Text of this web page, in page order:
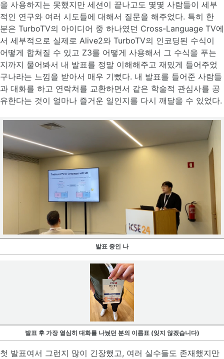
을 사용하지는 못했지만 세션이 끝나고도 몇몇 사람들이 세부
적인 연구와 여러 시도들에 대해서 질문을 해주었다. 특히 한
분은 TurboTV의 아이디어 중 하나였던 Cross-Language TV에
서 세부적으로 실제로 Alive2와 TurboTV의 인코딩된 수식이
어떻게 합쳐질 수 있고 Z3를 어떻게 사용해서 그 수식을 푸는
지까지 물어봐서 내 발표를 정말 이해해주고 재밌게 들어주었
구나라는 느낌을 받아서 매우 기뻤다. 내 발표를 들어준 사람들
과 대화를 하고 연락처를 교환하면서 같은 학술적 관심사를 공
유한다는 것이 얼마나 즐거운 일인지를 다시 깨달을 수 있었다.
발표 중인 나
발표 후 가장 열심히 대화를 나눴던 분의 이름표 (잊지 않겠습니다)
첫 발표여서 그런지 많이 긴장했고, 여러 실수들도 존재했지만